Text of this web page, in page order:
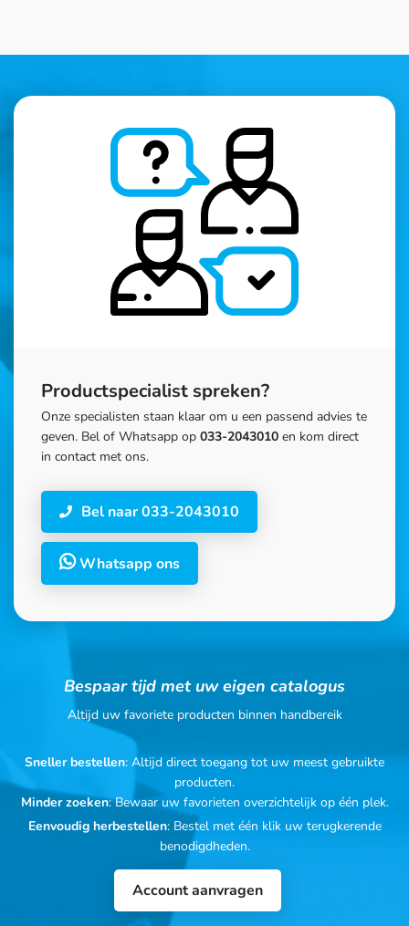
Productspecialist spreken?
Onze specialisten staan klaar om u een passend advies te
geven. Bel of Whatsapp op 033-2043010 en kom direct
in contact met ons.
Bel naar 033-2043010
Whatsapp ons
Bespaar tijd met uw eigen catalogus
Altijd uw favoriete producten binnen handbereik
Sneller bestellen: Altijd direct toegang tot uw meest gebruikte
producten.
Minder zoeken: Bewaar uw favorieten overzichtelijk op één plek.
Eenvoudig herbestellen: Bestel met één klik uw terugkerende
benodigdheden.
Account aanvragen